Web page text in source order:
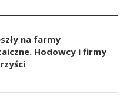
na farmy
Hodowcy i firmy